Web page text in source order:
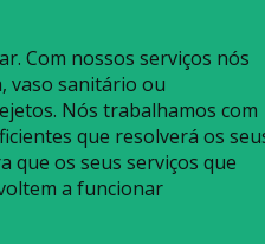
Com nossos serviços nós
vaso sanitário ou
Nós trabalhamos com
que resolverá os
que os seus serviços que
a funcionar